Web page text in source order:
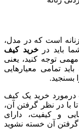
است که در مدل،
باید درخرید کیف
توجه کنید، یعنی
تمامی معیارهایی
بسنجید.
درمورد خرید یک کیف
تا با در نظر گرفتن آن،
و کیفیت، دارای
گرفتن آن خسته نشوید